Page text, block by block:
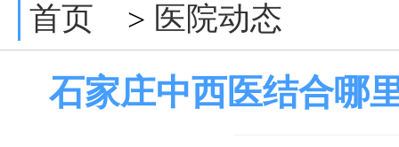
首页 > 医院动态
石家庄中西医结合哪